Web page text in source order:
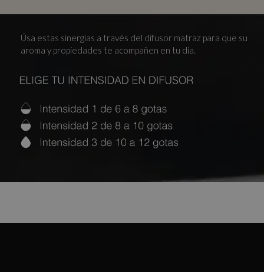
Úsa estas sinergias a través del difusor matraz para que su
aroma y propiedades te acompañen en tu día.